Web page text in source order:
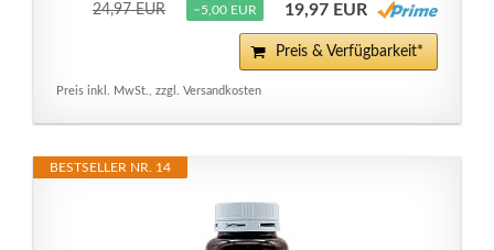
24,97 EUR −5,00 EUR 19,97 EUR
Preis & Verfügbarkeit*
Preis inkl. MwSt., zzgl. Versandkosten
BESTSELLER NR. 14